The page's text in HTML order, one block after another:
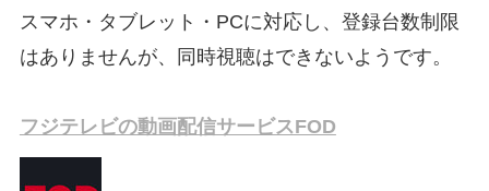
スマホ・タブレット・PCに対応し、登録台数制限
はありませんが、同時視聴はできないようです。
フジテレビの動画配信サービスFOD